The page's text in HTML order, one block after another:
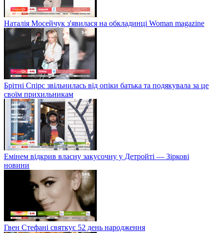
Наталія Мосейчук з'явилася на обкладинці Woman magazine
Брітні Спірс звільнилась від опіки батька та подякувала за це
своїм прихильникам
Емінем відкрив власну закусочну у Детройті — Зіркові
новини
Гвен Стефані святкує 52 день народження